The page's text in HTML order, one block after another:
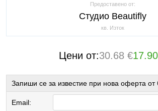
Предоставено от:
Студио Beautifly
кв. Изток
Цени от:30.68 €
Запиши се за известие при нова оферта от
Email: